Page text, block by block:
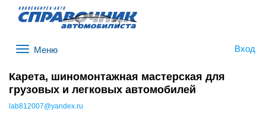
Вход
Карета, шиномонтажная мастерская для
грузовых и легковых автомобилей
lab812007@yandex.ru